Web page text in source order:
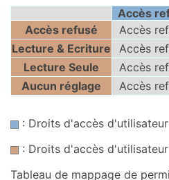
Accès
Accès refusé
Accès
Lecture & Ecriture
Accès
Lecture Seule
Accès
Aucun réglage
Accès
: Droits d'accès
: Droits d'accès
Tableau de mappage de